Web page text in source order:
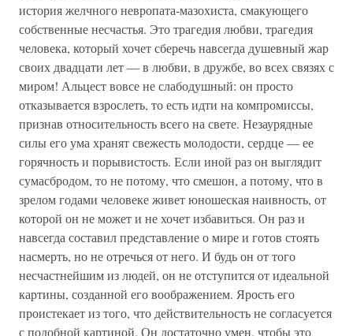
история желчного невропата-мазохиста, смакующего
собственные несчастья. Это трагедия любви, трагедия
человека, который хочет сберечь навсегда душевный жар
своих двадцати лет — в любви, в дружбе, во всех связях с
миром! Альцест вовсе не слабодушный: он просто
отказывается взрослеть, то есть идти на компромиссы,
признав относительность всего на свете. Незаурядные
силы его ума хранят свежесть молодости, сердце — ее
горячность и порывистость. Если иной раз он выглядит
сумасбродом, то не потому, что смешон, а потому, что в
зрелом годами человеке живет юношеская наивность, от
которой он не может и не хочет избавиться. Он раз и
навсегда составил представление о мире и готов стоять
насмерть, но не отречься от него. И будь он от того
несчастнейшим из людей, он не отступится от идеальной
картины, созданной его воображением. Ярость его
проистекает из того, что действительность не согласуется
с подобной картиной. Он достаточно умен, чтобы это